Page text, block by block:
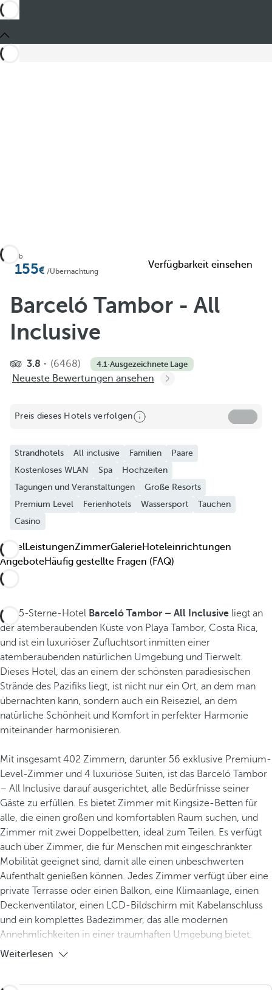
Zu Favoriten hinzufügen
Weitere Fotos und Videos ansehen
Ab
155 /Übernachtung
Verfügbarkeit einsehen
Barceló Tambor - All
Inclusive
3.8 (6468) 4.1·Ausgezeichnete Lage
Neueste Bewertungen ansehen
Preis dieses Hotels verfolgen
Strandhotels All inclusive Familien
Paare
Kostenloses WLAN
Spa
Hochzeiten
Tagungen und Veranstaltungen
Große Resorts
Premium Level
Ferienhotels Wassersport
Tauchen
Casino
HotelLeistungenZimmerGalerieHoteleinrichtungen
AngeboteHäufig gestellte Fragen (FAQ)
Das 5-Sterne-Hotel Barceló Tambor – All Inclusive liegt an
der atemberaubenden Küste von Playa Tambor, Costa Rica,
und ist ein luxuriöser Zufluchtsort inmitten einer
atemberaubenden natürlichen Umgebung und Tierwelt.
Dieses Hotel, das an einem der schönsten paradiesischen
Strände des Pazifiks liegt, ist nicht nur ein Ort, an dem man
übernachten kann, sondern auch ein Reiseziel, an dem
natürliche Schönheit und Komfort in perfekter Harmonie
miteinander harmonisieren.
Mit insgesamt 402 Zimmern, darunter 56 exklusive Premium-
Level-Zimmer und 4 luxuriöse Suiten, ist das Barceló Tambor
– All Inclusive darauf ausgerichtet, alle Bedürfnisse seiner
Gäste zu erfüllen. Es bietet Zimmer mit Kingsize-Betten für
alle, die einen großen und komfortablen Raum suchen, und
Zimmer mit zwei Doppelbetten, ideal zum Teilen. Es verfügt
auch über Zimmer, die für Menschen mit eingeschränkter
Mobilität geeignet sind, damit alle einen unbeschwerten
Aufenthalt genießen können. Jedes Zimmer verfügt über eine
private Terrasse oder einen Balkon, eine Klimaanlage, einen
Deckenventilator, einen LCD-Bildschirm mit Kabelanschluss
und ein komplettes Badezimmer, das alle modernen
Annehmlichkeiten in einer traumhaften Umgebung bietet.
Weiterlesen